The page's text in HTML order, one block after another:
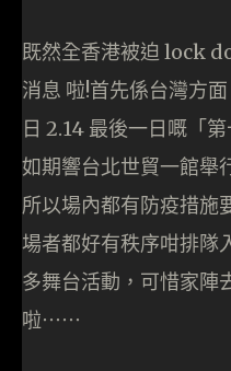
既然全香港被迫 lock
消息 啦!首先係台灣方
日 2.14 最後一日嘅「
如期響台北世貿一館舉
所以場內都有防疫措施
場者都好有秩序咁排隊
多舞台活動，可惜家陣
啦⋯⋯